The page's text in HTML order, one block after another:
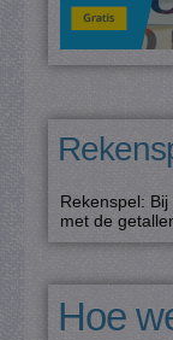
Rekenspel:
met de
Hoe